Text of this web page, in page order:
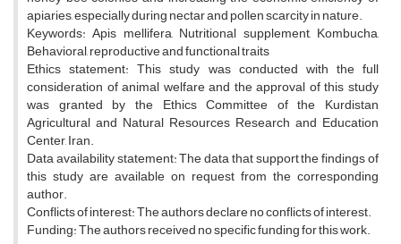
apiaries, especially during nectar and pollen scarcity in nature.
Keywords: Apis mellifera, Nutritional supplement, Kombucha,
Behavioral, reproductive and functional traits
Ethics statement: This study was conducted with the full
consideration of animal welfare and the approval of this study
was granted by the Ethics Committee of the Kurdistan
Agricultural and Natural Resources Research and Education
Center, Iran.
Data availability statement: The data that support the findings of
this study are available on request from the corresponding
author.
Conflicts of interest: The authors declare no conflicts of interest.
Funding: The authors received no specific funding for this work.